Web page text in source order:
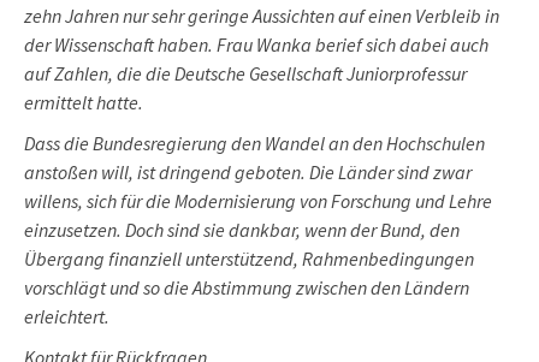
zehn Jahren nur sehr geringe Aussichten auf einen Verbleib in
der Wissenschaft haben. Frau Wanka berief sich dabei auch
auf Zahlen, die die Deutsche Gesell­schaft Junior­professur
ermittelt hatte.
Dass die Bundesregierung den Wandel an den Hochschulen
anstoßen will, ist dringend geboten. Die Länder sind zwar
willens, sich für die Moder­nisie­rung von Forschung und Lehre
einzusetzen. Doch sind sie dankbar, wenn der Bund, den
Übergang finanziell unterstützend, Rahmen­be­din­gun­gen
vorschlägt und so die Abstim­mung zwischen den Ländern
erleichtert.
Kontakt für Rückfragen